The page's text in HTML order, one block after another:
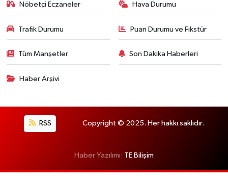
Nöbetçi Eczaneler Hava Durumu
Trafik Durumu Puan Durumu ve Fikstür
Tüm Manşetler Son Dakika Haberleri
Haber Arşivi
RSS Copyright © 2025. Her hakkı saklıdır.
Haber Yazılımı: TE Bilişim